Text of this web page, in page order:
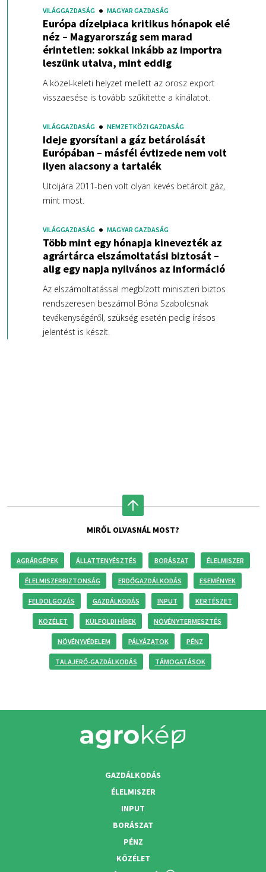
VILÁGGAZDASÁG MAGYAR GAZDASÁG
Európa dízelpiaca kritikus hónapok elé
néz – Magyarország sem marad
érintetlen: sokkal inkább az importra
leszünk utalva, mint eddig
A közel-keleti helyzet mellett az orosz export
visszaesése is tovább szűkítette a kínálatot.
VILÁGGAZDASÁG NEMZETKÖZI GAZDASÁG
Ideje gyorsítani a gáz betárolását
Európában – másfél évtizede nem volt
ilyen alacsony a tartalék
Utoljára 2011-ben volt olyan kevés betárolt gáz,
mint most.
VILÁGGAZDASÁG MAGYAR GAZDASÁG
Több mint egy hónapja kinevezték az
agrártárca elszámoltatási biztosát –
alig egy napja nyilvános az információ
Az elszámoltatással megbízott miniszteri biztos
rendszeresen beszámol Bóna Szabolcsnak
tevékenységéről, szükség esetén pedig írásos
jelentést is készít.
MIRŐL OLVASNÁL MOST?
AGRÁRGÉPEK ÁLLATTENYÉSZTÉS BORÁSZAT ÉLELMISZER
ÉLELMISZERBIZTONSÁG ERDŐGAZDÁLKODÁS ESEMÉNYEK
FELDOLGOZÁS GAZDÁLKODÁS INPUT KERTÉSZET
KÖZÉLET KÜLFÖLDI HÍREK NÖVÉNYTERMESZTÉS
NÖVÉNYVÉDELEM PÁLYÁZATOK PÉNZ
TALAJERŐ-GAZDÁLKODÁS TÁMOGATÁSOK
GAZDÁLKODÁS
ÉLELMISZER
INPUT
BORÁSZAT
PÉNZ
KÖZÉLET